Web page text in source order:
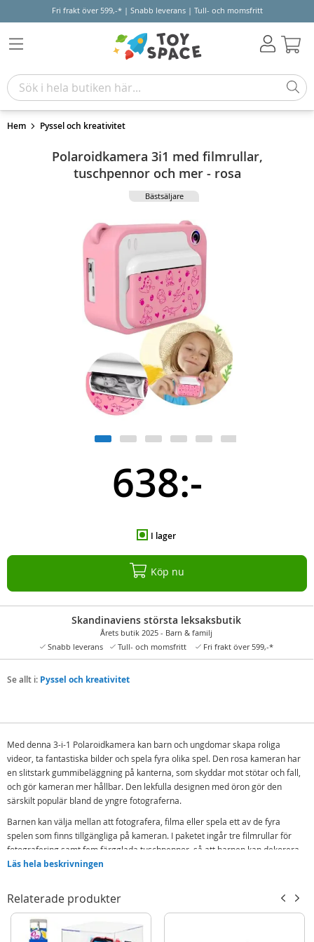
Fri frakt över 599,-* | Snabb leverans | Tull- och momsfritt
Hem Pyssel och kreativitet
Polaroidkamera 3i1 med filmrullar,
tuschpennor och mer - rosa
Bästsäljare
638:-
I lager
Köp nu
Skandinaviens största leksaksbutik
Årets butik 2025 - Barn & familj
Snabb leverans
Tull- och momsfritt Fri frakt över 599,-*
Se allt i: Pyssel och kreativitet
Med denna 3-i-1 Polaroidkamera kan barn och ungdomar skapa roliga
videor, ta fantastiska bilder och spela fyra olika spel. Den rosa kameran har
en slitstark gummibeläggning på kanterna, som skyddar mot stötar och fall,
och gör kameran mer hållbar. Den lekfulla designen med öron gör den
särskilt populär bland de yngre fotograferna.
Barnen kan välja mellan att fotografera, filma eller spela ett av de fyra
spelen som finns tillgängliga på kameran. I paketet ingår tre filmrullar för
fotografering samt fem färgglada tuschpennor, så att barnen kan dekorera
sina bilder efteråt. När de fotograferar kan de göra bilderna ännu mer unika
Kameran levereras med en praktisk bärrem för enkel hantering, en
laddkabel och tydliga bruksanvisningar. Ett minneskort ingår också för att
bevara alla speciella ögonblick.
Läs hela beskrivningen
Relaterade produkter